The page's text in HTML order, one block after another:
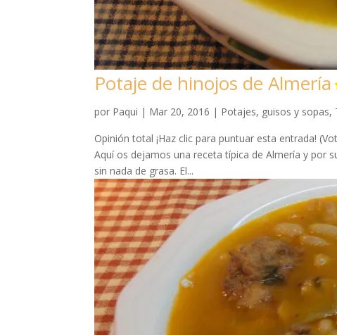
Potaje de hinojos de Almería
por Paqui | Mar 20, 2016 | Potajes, guisos y sopas,
Opinión total ¡Haz clic para puntuar esta entrada!
Aquí os dejamos una receta típica de Almería y por
sin nada de grasa. El...